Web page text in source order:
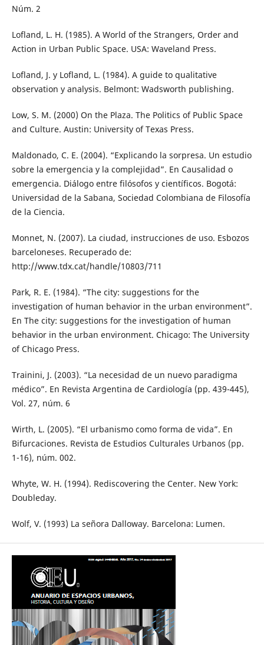
Núm. 2
Lofland, L. H. (1985). A World of the Strangers, Order and
Action in Urban Public Space. USA: Waveland Press.
Lofland, J. y Lofland, L. (1984). A guide to qualitative
observation y analysis. Belmont: Wadsworth publishing.
Low, S. M. (2000) On the Plaza. The Politics of Public Space
and Culture. Austin: University of Texas Press.
Maldonado, C. E. (2004). “Explicando la sorpresa. Un estudio
sobre la emergencia y la complejidad”. En Causalidad o
emergencia. Diálogo entre filósofos y científicos. Bogotá:
Universidad de la Sabana, Sociedad Colombiana de Filosofía
de la Ciencia.
Monnet, N. (2007). La ciudad, instrucciones de uso. Esbozos
barceloneses. Recuperado de:
http://www.tdx.cat/handle/10803/711
Park, R. E. (1984). “The city: suggestions for the
investigation of human behavior in the urban environment”.
En The city: suggestions for the investigation of human
behavior in the urban environment. Chicago: The University
of Chicago Press.
Trainini, J. (2003). “La necesidad de un nuevo paradigma
médico”. En Revista Argentina de Cardiología (pp. 439-445),
Vol. 27, núm. 6
Wirth, L. (2005). “El urbanismo como forma de vida”. En
Bifurcaciones. Revista de Estudios Culturales Urbanos (pp.
1-16), núm. 002.
Whyte, W. H. (1994). Rediscovering the Center. New York:
Doubleday.
Wolf, V. (1993) La señora Dalloway. Barcelona: Lumen.